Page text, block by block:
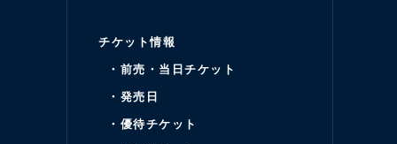
チケット情報
・前売・当日チケット
・発売日
・優待チケット